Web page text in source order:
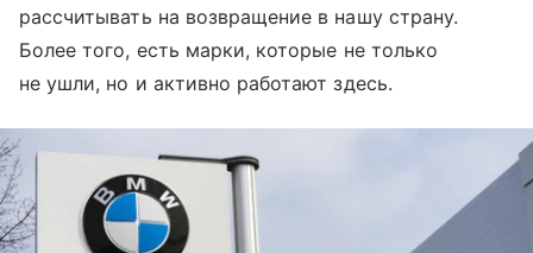
рассчитывать на возвращение в нашу страну.
Более того, есть марки, которые не только
не ушли, но и активно работают здесь.